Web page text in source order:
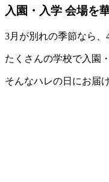
入園・入学 会場を
3月が別れの季節なら、
たくさんの学校で入園
そんなハレの日にお届